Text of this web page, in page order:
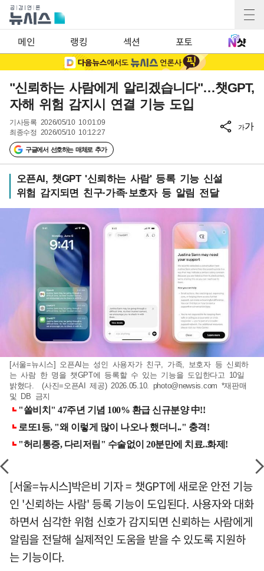
메인 랭킹 섹션 포토
"신뢰하는 사람에게 알리겠습니다"…챗GPT,
자해 위험 감지시 연결 기능 도입
기사등록 2026/05/10 10:01:09
최종수정 2026/05/10 10:12:27
구글에서 선호하는 매체로 추가
가가
오픈AI, 챗GPT '신뢰하는 사람' 등록 기능 신설
위험 감지되면 친구·가족·보호자 등 알림 전달
[서울=뉴시스] 오픈AI는 성인 사용자가 친구, 가족, 보호자 등 신뢰하
는 사람 한 명을 챗GPT에 등록할 수 있는 기능을 도입한다고 10일
밝혔다. (사진=오픈AI 제공) 2026.05.10. photo@newsis.com *재판매
및 DB 금지
[서울=뉴시스]박은비 기자 = 챗GPT에 새로운 안전 기능
인 '신뢰하는 사람' 등록 기능이 도입된다. 사용자와 대화
하면서 심각한 위험 신호가 감지되면 신뢰하는 사람에게
알림을 전달해 실제적인 도움을 받을 수 있도록 지원하
는 기능이다.